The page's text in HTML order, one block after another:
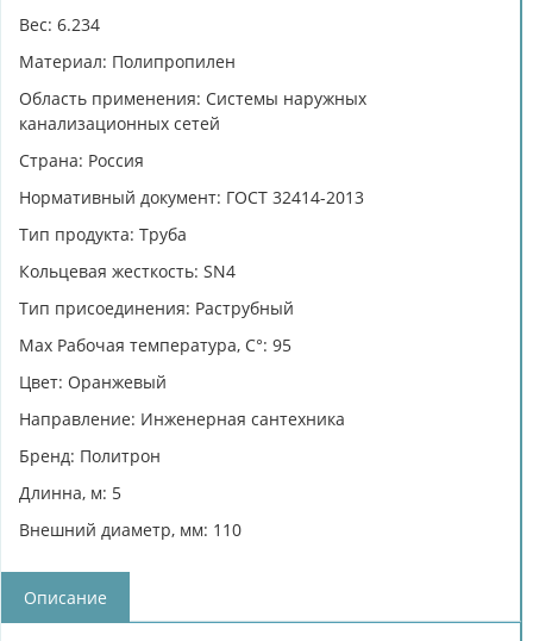
Вес: 6.234
Материал: Полипропилен
Область применения: Системы наружных
канализационных сетей
Страна: Россия
Нормативный документ: ГОСТ 32414-2013
Тип продукта: Труба
Кольцевая жесткость: SN4
Тип присоединения: Раструбный
Max Рабочая температура, C°: 95
Цвет: Оранжевый
Направление: Инженерная сантехника
Бренд: Политрон
Длинна, м: 5
Внешний диаметр, мм: 110
Описание